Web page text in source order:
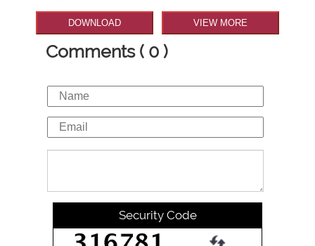
DOWNLOAD VIEW MORE
Comments ( 0 )
Security Code